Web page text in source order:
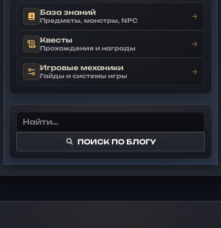
База знаний
Предметы, монстры, NPC →
Квесты
Прохождения и награды →
Игровые механики
Гайды и системы игры →
ПОИСК ПО БЛОГУ